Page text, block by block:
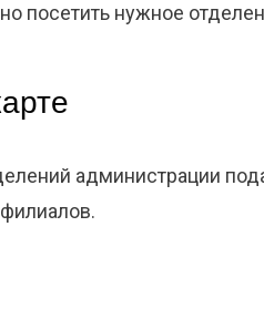
посетить нужное
администрации